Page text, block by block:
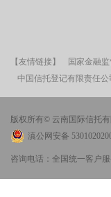
【友情链接】 国家金融
中国信托登记有限责任公
版权所有© 云南国际信托
滇公网安备
咨询电话：全国统一客户服